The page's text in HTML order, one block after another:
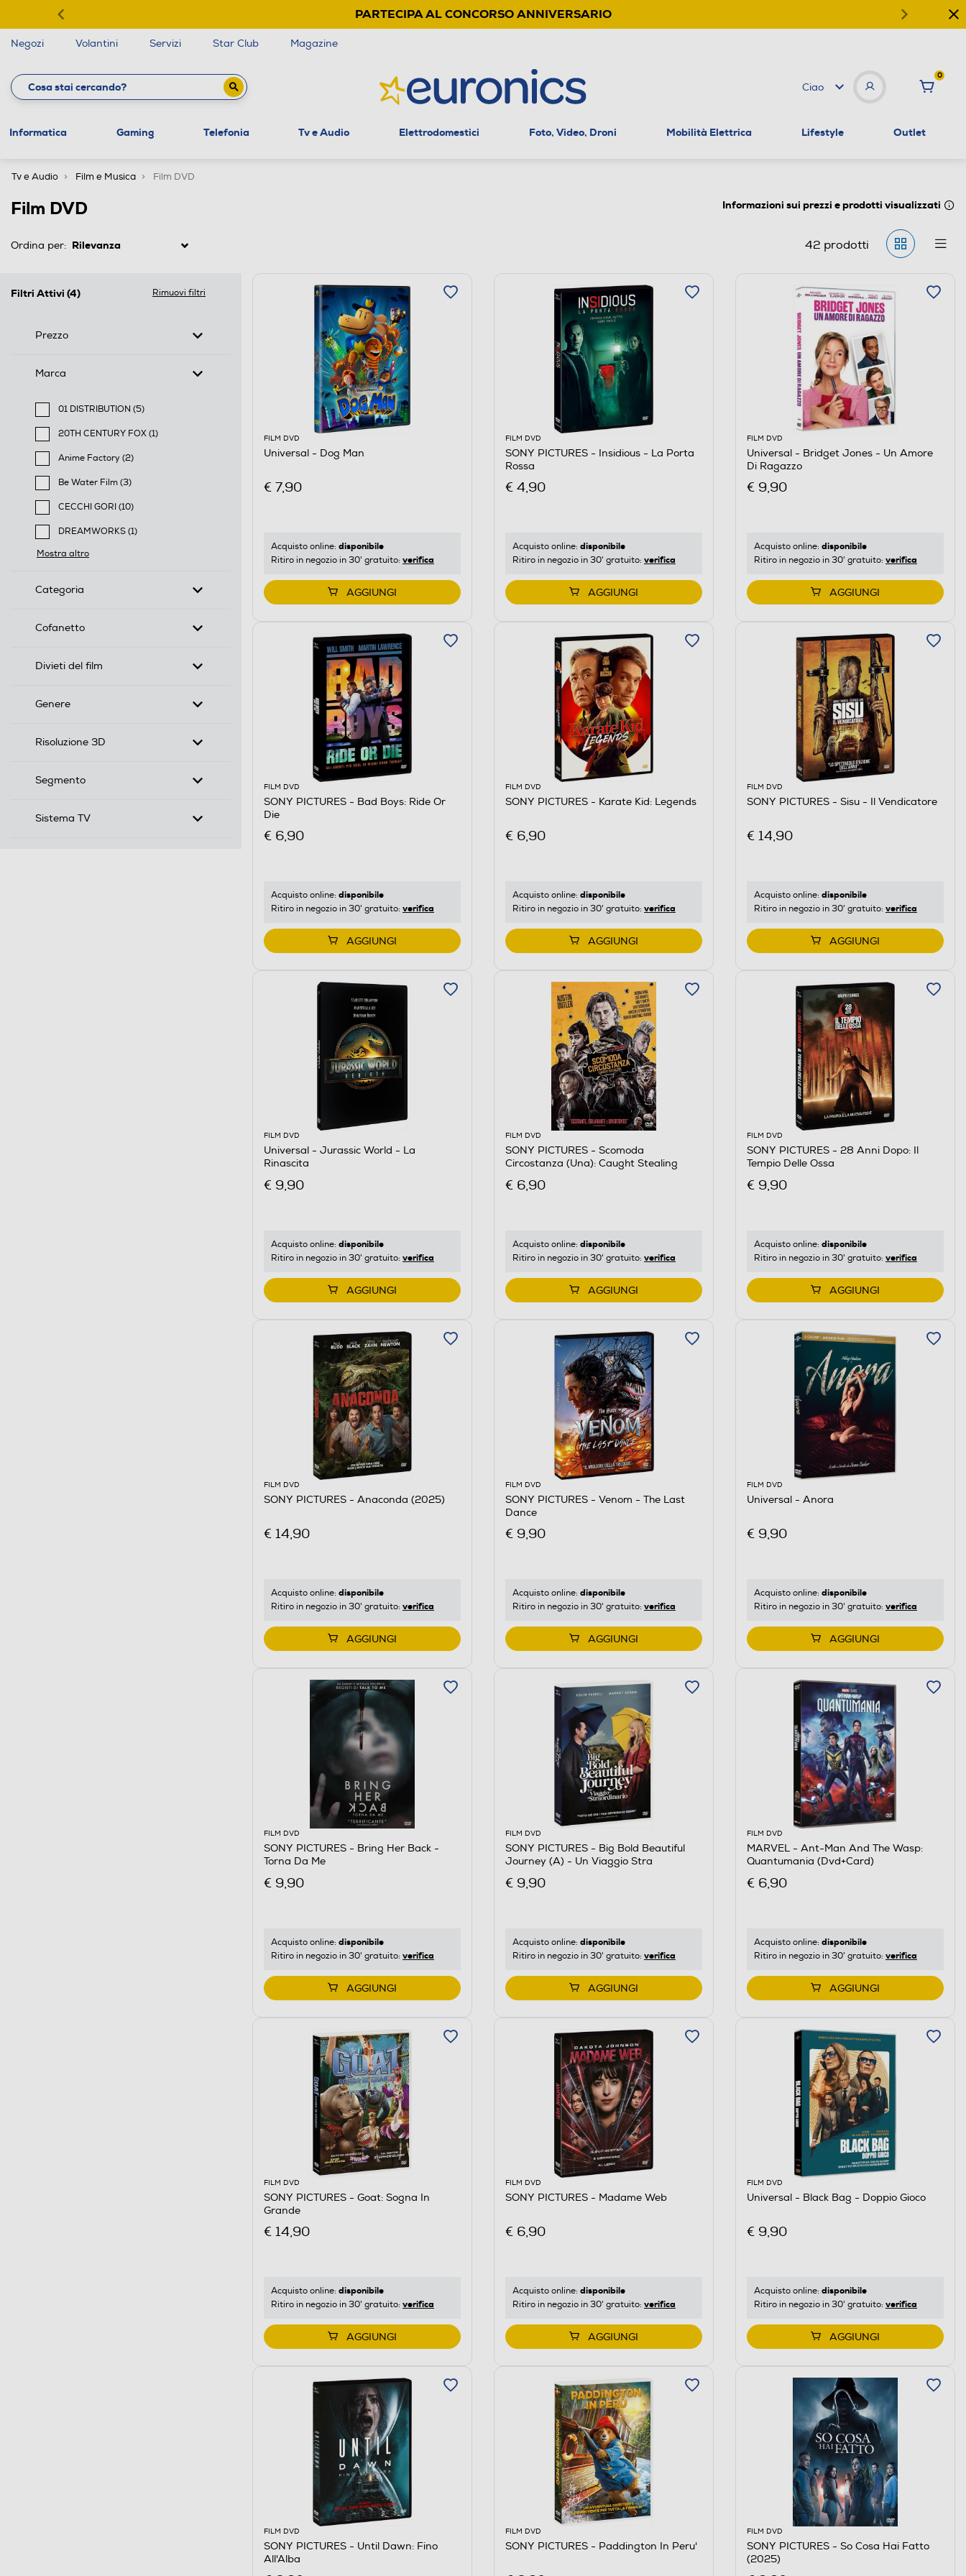
PARTECIPA AL CONCORSO ANNIVERSARIO
Negozi Volantini Servizi Star Club Magazine
Ciao
0
Informatica Gaming Telefonia Tv e Audio Elettrodomestici Foto, Video, Droni Mobilità Elettrica Lifestyle Outlet
Tv e Audio Film e Musica Film DVD
Film DVD Informazioni sui prezzi e prodotti visualizzati
Ordina per: 42 prodotti
Filtri Attivi (4) Rimuovi filtri
Prezzo
Marca
01 DISTRIBUTION (5)
Filtra per Marca: 01 DISTRIBUTION
20TH CENTURY FOX (1)
Filtra per Marca: 20TH CENTURY FOX
Anime Factory (2)
Filtra per Marca: Anime Factory
Be Water Film (3)
Filtra per Marca: Be Water Film
CECCHI GORI (10)
Filtra per Marca: CECCHI GORI
DREAMWORKS (1)
Filtra per Marca: DREAMWORKS
Mostra altro
Categoria
Cofanetto
Divieti del film
Genere
Risoluzione 3D
Segmento
Sistema TV
FILM DVD
Universal - Dog Man
€ 7,90
Acquisto online: disponibile
Ritiro in negozio in 30' gratuito: verifica
AGGIUNGI
FILM DVD
SONY PICTURES - Insidious - La Porta
Rossa
€ 4,90
Acquisto online: disponibile
Ritiro in negozio in 30' gratuito: verifica
AGGIUNGI
FILM DVD
Universal - Bridget Jones - Un Amore
Di Ragazzo
€ 9,90
Acquisto online: disponibile
Ritiro in negozio in 30' gratuito: verifica
AGGIUNGI
FILM DVD
SONY PICTURES - Bad Boys: Ride Or
Die
€ 6,90
Acquisto online: disponibile
Ritiro in negozio in 30' gratuito: verifica
AGGIUNGI
FILM DVD
SONY PICTURES - Karate Kid: Legends
€ 6,90
Acquisto online: disponibile
Ritiro in negozio in 30' gratuito: verifica
AGGIUNGI
FILM DVD
SONY PICTURES - Sisu - Il Vendicatore
€ 14,90
Acquisto online: disponibile
Ritiro in negozio in 30' gratuito: verifica
AGGIUNGI
FILM DVD
Universal - Jurassic World - La
Rinascita
€ 9,90
Acquisto online: disponibile
Ritiro in negozio in 30' gratuito: verifica
AGGIUNGI
FILM DVD
SONY PICTURES - Scomoda
Circostanza (Una): Caught Stealing
€ 6,90
Acquisto online: disponibile
Ritiro in negozio in 30' gratuito: verifica
AGGIUNGI
FILM DVD
SONY PICTURES - 28 Anni Dopo: Il
Tempio Delle Ossa
€ 9,90
Acquisto online: disponibile
Ritiro in negozio in 30' gratuito: verifica
AGGIUNGI
FILM DVD
SONY PICTURES - Anaconda (2025)
€ 14,90
Acquisto online: disponibile
Ritiro in negozio in 30' gratuito: verifica
AGGIUNGI
FILM DVD
SONY PICTURES - Venom - The Last
Dance
€ 9,90
Acquisto online: disponibile
Ritiro in negozio in 30' gratuito: verifica
AGGIUNGI
FILM DVD
Universal - Anora
€ 9,90
Acquisto online: disponibile
Ritiro in negozio in 30' gratuito: verifica
AGGIUNGI
FILM DVD
SONY PICTURES - Bring Her Back -
Torna Da Me
€ 9,90
Acquisto online: disponibile
Ritiro in negozio in 30' gratuito: verifica
AGGIUNGI
FILM DVD
SONY PICTURES - Big Bold Beautiful
Journey (A) - Un Viaggio Stra
€ 9,90
Acquisto online: disponibile
Ritiro in negozio in 30' gratuito: verifica
AGGIUNGI
FILM DVD
MARVEL - Ant-Man And The Wasp:
Quantumania (Dvd+Card)
€ 6,90
Acquisto online: disponibile
Ritiro in negozio in 30' gratuito: verifica
AGGIUNGI
FILM DVD
SONY PICTURES - Goat: Sogna In
Grande
€ 14,90
Acquisto online: disponibile
Ritiro in negozio in 30' gratuito: verifica
AGGIUNGI
FILM DVD
SONY PICTURES - Madame Web
€ 6,90
Acquisto online: disponibile
Ritiro in negozio in 30' gratuito: verifica
AGGIUNGI
FILM DVD
Universal - Black Bag - Doppio Gioco
€ 9,90
Acquisto online: disponibile
Ritiro in negozio in 30' gratuito: verifica
AGGIUNGI
FILM DVD
SONY PICTURES - Until Dawn: Fino
All'Alba
FILM DVD
SONY PICTURES - Paddington In Peru'
FILM DVD
SONY PICTURES - So Cosa Hai Fatto
(2025)